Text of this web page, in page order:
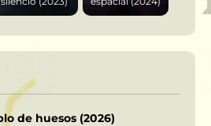
de huesos (2026)